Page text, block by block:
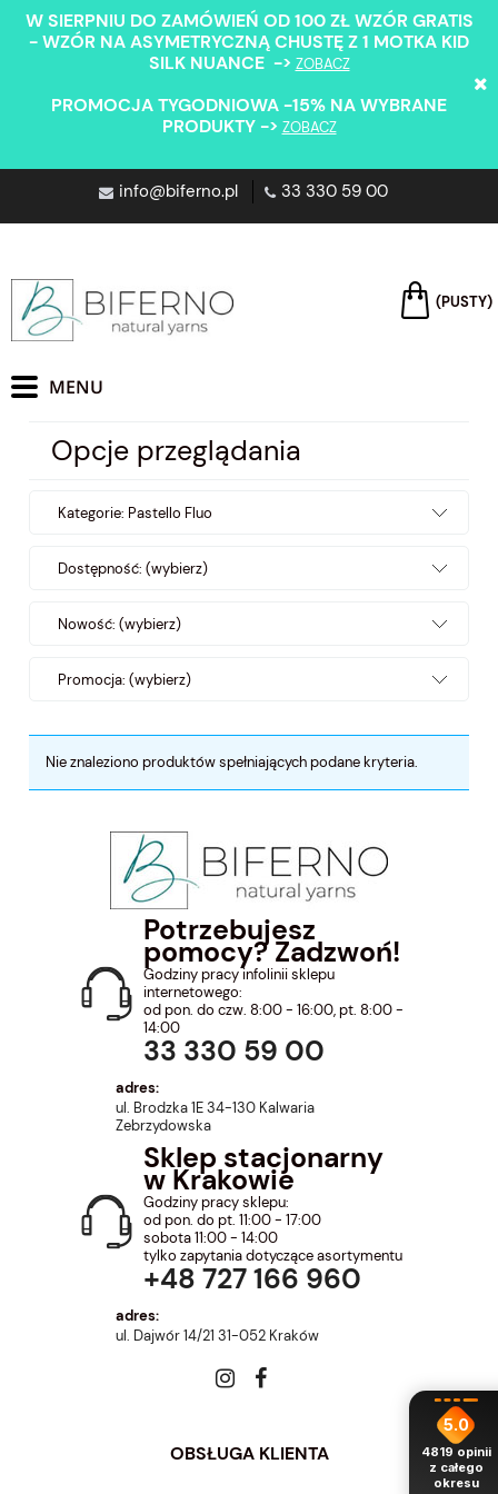
W SIERPNIU DO ZAMÓWIEŃ OD 100 ZŁ WZÓR GRATIS
- WZÓR NA ASYMETRYCZNĄ CHUSTĘ Z 1 MOTKA KID
SILK NUANCE -> ZOBACZ
PROMOCJA TYGODNIOWA -15% NA WYBRANE
PRODUKTY -> ZOBACZ
info@biferno.pl 33 330 59 00
(PUSTY)
Opcje przeglądania
Kategorie: Pastello Fluo
Dostępność: (wybierz)
Nowość: (wybierz)
Promocja: (wybierz)
Nie znaleziono produktów spełniających podane kryteria.
Potrzebujesz
pomocy? Zadzwoń!
Godziny pracy infolinii sklepu
internetowego:
od pon. do czw. 8:00 - 16:00, pt. 8:00 -
14:00
33 330 59 00
adres:
ul. Brodzka 1E 34-130 Kalwaria
Zebrzydowska
Sklep stacjonarny
w Krakowie
Godziny pracy sklepu:
od pon. do pt. 11:00 - 17:00
sobota 11:00 - 14:00
tylko zapytania dotyczące asortymentu
+48 727 166 960
adres:
ul. Dajwór 14/21 31-052 Kraków
OBSŁUGA KLIENTA
5.0
4819 opinii
z całego
okresu